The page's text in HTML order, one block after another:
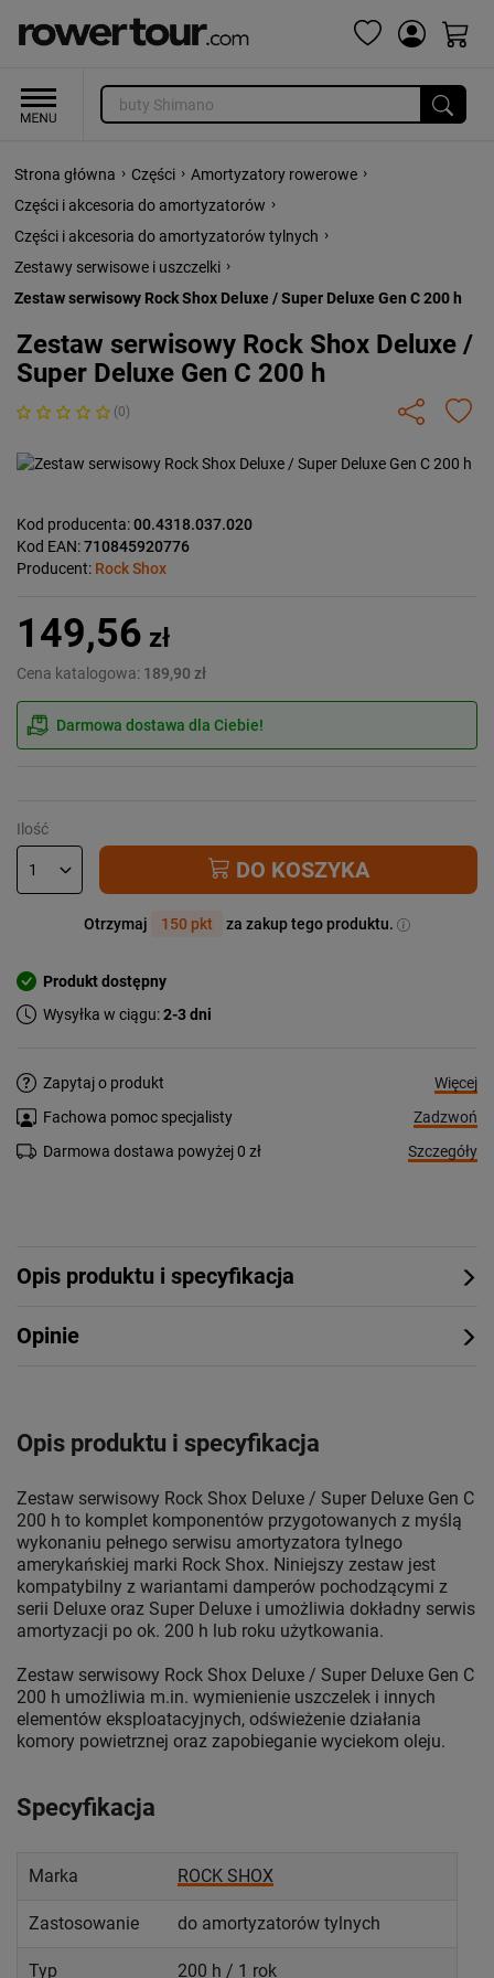
Strona główna › Części › Amortyzatory rowerowe ›
Części i akcesoria do amortyzatorów ›
Części i akcesoria do amortyzatorów tylnych ›
Zestawy serwisowe i uszczelki ›
Zestaw serwisowy Rock Shox Deluxe / Super Deluxe Gen C 200 h
Zestaw serwisowy Rock Shox Deluxe /
Super Deluxe Gen C 200 h
(0)
Kod producenta:00.4318.037.020
Kod EAN:710845920776
Producent: Rock Shox
149,56 zł
Cena katalogowa: 189,90 zł
Darmowa dostawa dla Ciebie!
Ilość
DO KOSZYKA
Otrzymaj 150 pkt za zakup tego produktu.
Produkt dostępny
Wysyłka w ciągu:2-3 dni
Zapytaj o produkt
Więcej
Fachowa pomoc specjalisty
Zadzwoń
Darmowa dostawa powyżej 0 zł
Szczegóły
Opis produktu i specyfikacja
Opinie
Opis produktu i specyfikacja
Zestaw serwisowy Rock Shox Deluxe / Super Deluxe Gen C
200 h to komplet komponentów przygotowanych z myślą
wykonaniu pełnego serwisu amortyzatora tylnego
amerykańskiej marki Rock Shox. Niniejszy zestaw jest
kompatybilny z wariantami damperów pochodzącymi z
serii Deluxe oraz Super Deluxe i umożliwia dokładny serwis
amortyzacji po ok. 200 h lub roku użytkowania.
Zestaw serwisowy Rock Shox Deluxe / Super Deluxe Gen C
200 h umożliwia m.in. wymienienie uszczelek i innych
elementów eksploatacyjnych, odświeżenie działania
komory powietrznej oraz zapobieganie wyciekom oleju.
Specyfikacja
Marka ROCK SHOX
Zastosowanie do amortyzatorów tylnych
Typ 200 h / 1 rok